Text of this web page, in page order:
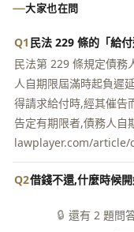
大家也在問
Q1 民法 229 條的「給
民法第 229 條規定債務
人自期限屆滿時起負遲
得請求給付時,經其催告
告定有期限者,債務人自
lawplayer.com/article/
Q2借錢不還,什麼時候
🔒 還有 2 題問